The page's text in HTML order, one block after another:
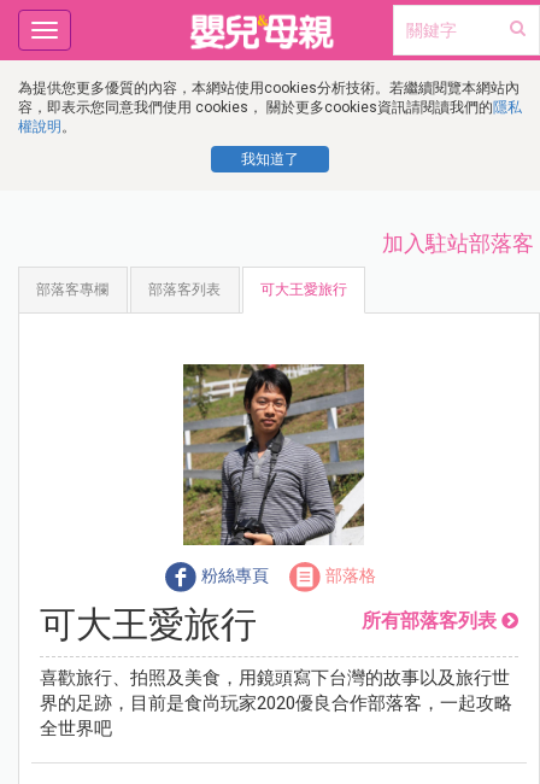
為提供您更多優質的內容，本網站使用cookies分析技術。若繼續閱覽本網站內
容，即表示您同意我們使用 cookies， 關於更多cookies資訊請閱讀我們的隱私
權說明 。
我知道了
Toggle
navigation
加入駐站部落客
部落客專欄 部落客列表 可大王愛旅行
粉絲專頁 部落格
可大王愛旅行 所有部落客列表
喜歡旅行、拍照及美食，用鏡頭寫下台灣的故事以及旅行世
界的足跡，目前是食尚玩家2020優良合作部落客，一起攻略
全世界吧